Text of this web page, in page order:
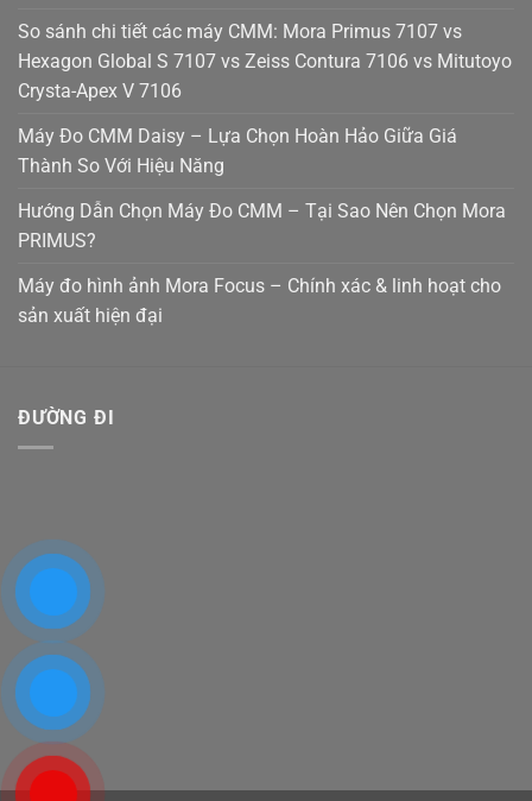
So sánh chi tiết các máy CMM: Mora Primus 7107 vs
Hexagon Global S 7107 vs Zeiss Contura 7106 vs Mitutoyo
Crysta-Apex V 7106
Máy Đo CMM Daisy – Lựa Chọn Hoàn Hảo Giữa Giá
Thành So Với Hiệu Năng
Hướng Dẫn Chọn Máy Đo CMM – Tại Sao Nên Chọn Mora
PRIMUS?
Máy đo hình ảnh Mora Focus – Chính xác & linh hoạt cho
sản xuất hiện đại
ĐƯỜNG ĐI